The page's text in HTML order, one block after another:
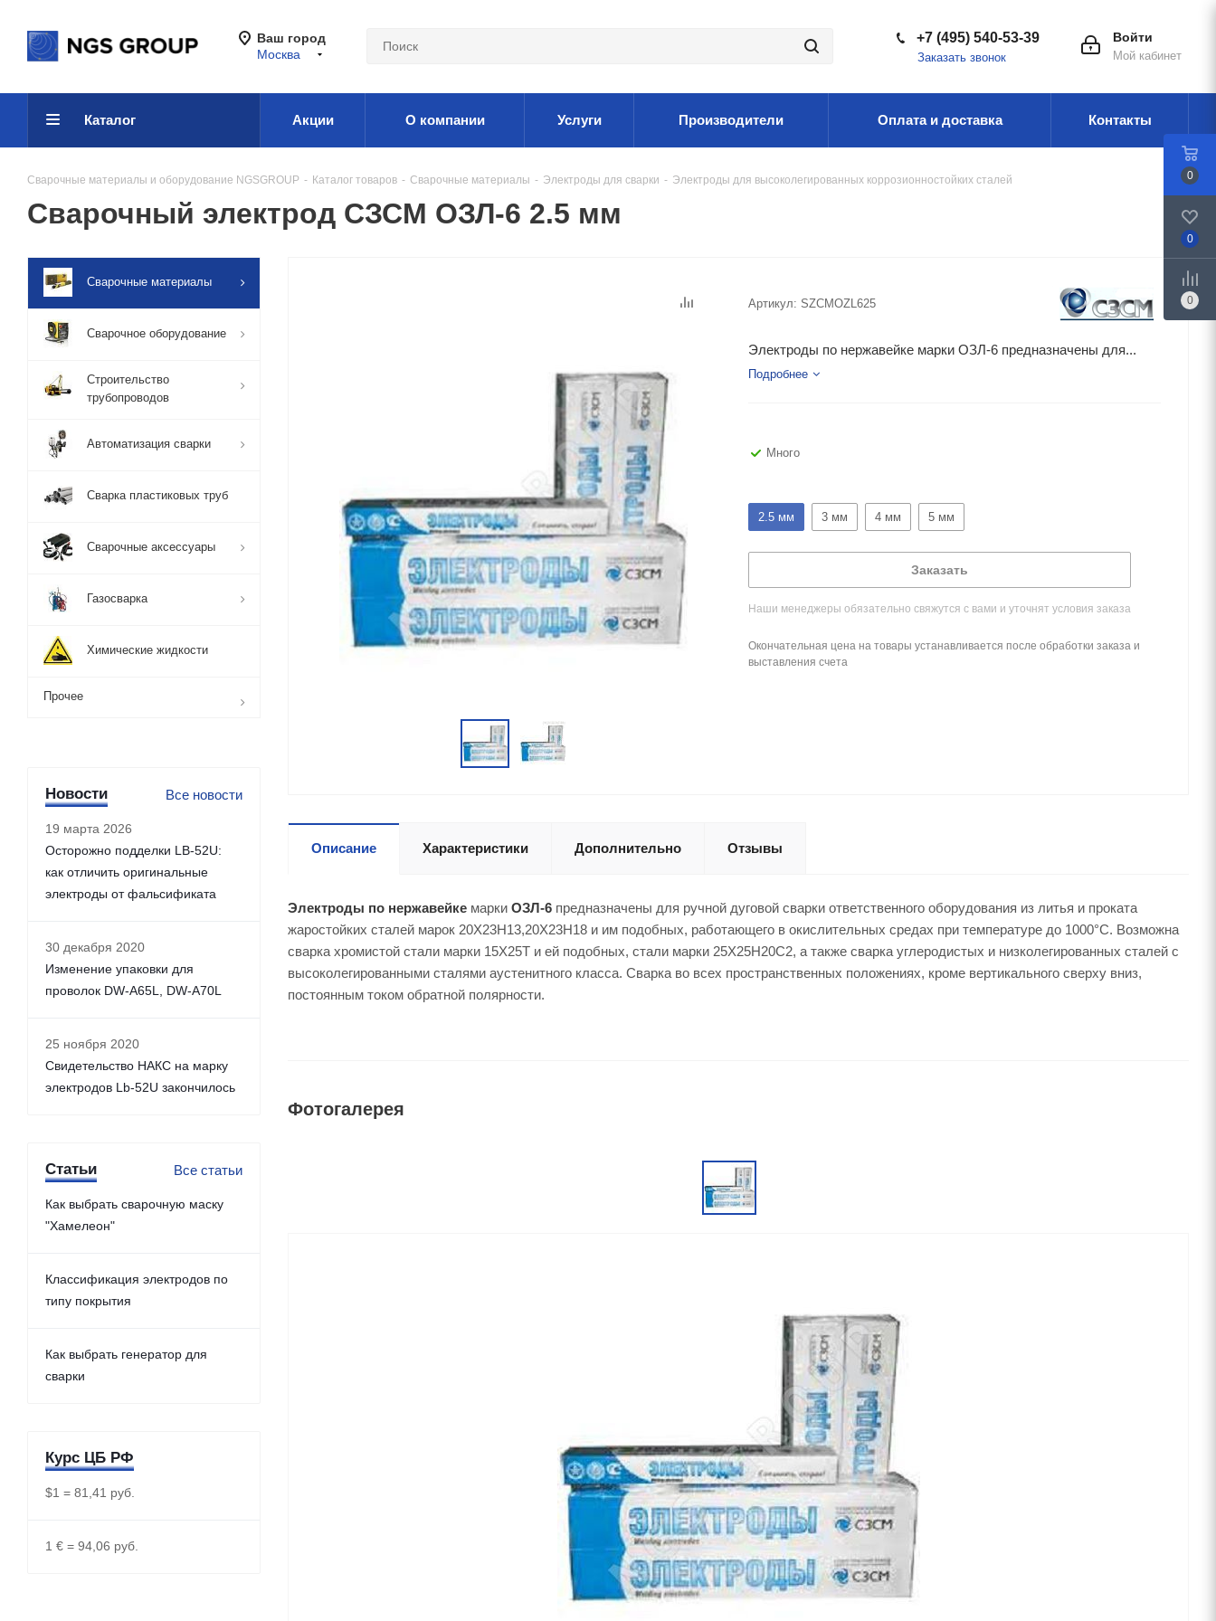
Ваш город
Москва
Войти
Мой кабинет
+7 (495) 540-53-39
Заказать звонок
Каталог Акции О компании Услуги Производители Оплата и доставка Контакты
Сварочные материалы и оборудование NGSGROUP - Каталог товаров - Сварочные материалы - Электроды для сварки - Электроды для высоколегированных коррозионностойких сталей
Сварочный электрод СЗСМ ОЗЛ-6 2.5 мм
Артикул: SZCMOZL625
Электроды по нержавейке марки ОЗЛ-6 предназначены для...
Подробнее
Много
2.5 мм 3 мм 4 мм 5 мм
Заказать
Наши менеджеры обязательно свяжутся с вами и уточнят условия заказа
Окончательная цена на товары устанавливается после обработки заказа и
выставления счета
Описание Характеристики Дополнительно Отзывы
Электроды по нержавейке марки ОЗЛ-6 предназначены для ручной дуговой сварки ответственного оборудования из литья и проката
жаростойких сталей марок 20Х23Н13,20Х23Н18 и им подобных, работающего в окислительных средах при температуре до 1000°С. Возможна
сварка хромистой стали марки 15Х25Т и ей подобных, стали марки 25Х25Н20С2, а также сварка углеродистых и низколегированных сталей с
высоколегированными сталями аустенитного класса. Сварка во всех пространственных положениях, кроме вертикального сверху вниз,
постоянным током обратной полярности.
Фотогалерея
Сварочные материалы
Сварочное оборудование
Строительство
трубопроводов
Автоматизация сварки
Сварка пластиковых труб
Сварочные аксессуары
Газосварка
Химические жидкости
Прочее
Новости Все новости
19 марта 2026
Осторожно подделки LB-52U:
как отличить оригинальные
электроды от фальсификата
30 декабря 2020
Изменение упаковки для
проволок DW-A65L, DW-A70L
25 ноября 2020
Свидетельство НАКС на марку
электродов Lb-52U закончилось
Статьи Все статьи
Как выбрать сварочную маску
"Хамелеон"
Классификация электродов по
типу покрытия
Как выбрать генератор для
сварки
Курс ЦБ РФ
$1 = 81,41 руб.
1 € = 94,06 руб.
0
0
0